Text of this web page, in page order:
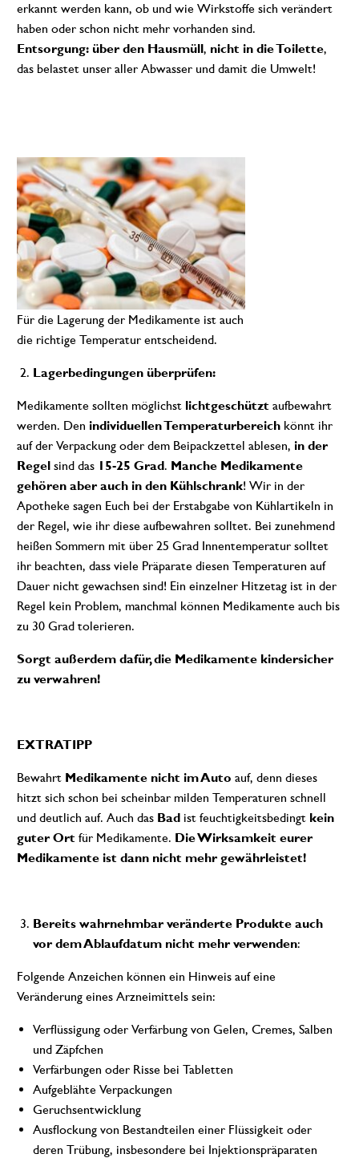
erkannt werden kann, ob und wie Wirkstoffe sich verändert
haben oder schon nicht mehr vorhanden sind.
Entsorgung: über den Hausmüll, nicht in die Toilette,
das belastet unser aller Abwasser und damit die Umwelt!
Für die Lagerung der Medikamente ist auch
die richtige Temperatur entscheidend.
Lagerbedingungen überprüfen:
Medikamente sollten möglichst lichtgeschützt aufbewahrt
werden. Den individuellen Temperaturbereich könnt ihr
auf der Verpackung oder dem Beipackzettel ablesen, in der
Regel sind das 15-25 Grad. Manche Medikamente
gehören aber auch in den Kühlschrank! Wir in der
Apotheke sagen Euch bei der Erstabgabe von Kühlartikeln in
der Regel, wie ihr diese aufbewahren solltet. Bei zunehmend
heißen Sommern mit über 25 Grad Innentemperatur solltet
ihr beachten, dass viele Präparate diesen Temperaturen auf
Dauer nicht gewachsen sind! Ein einzelner Hitzetag ist in der
Regel kein Problem, manchmal können Medikamente auch bis
zu 30 Grad tolerieren.
Sorgt außerdem dafür, die Medikamente kindersicher
zu verwahren!
EXTRATIPP
Bewahrt Medikamente nicht im Auto auf, denn dieses
hitzt sich schon bei scheinbar milden Temperaturen schnell
und deutlich auf. Auch das Bad ist feuchtigkeitsbedingt kein
guter Ort für Medikamente. Die Wirksamkeit eurer
Medikamente ist dann nicht mehr gewährleistet!
Bereits wahrnehmbar veränderte Produkte auch
vor dem Ablaufdatum nicht mehr verwenden:
Folgende Anzeichen können ein Hinweis auf eine
Veränderung eines Arzneimittels sein:
Verflüssigung oder Verfärbung von Gelen, Cremes, Salben
und Zäpfchen
Verfärbungen oder Risse bei Tabletten
Aufgeblähte Verpackungen
Geruchsentwicklung
Ausflockung von Bestandteilen einer Flüssigkeit oder
deren Trübung, insbesondere bei Injektionspräparaten